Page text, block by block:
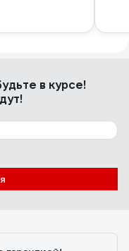
в курсе!